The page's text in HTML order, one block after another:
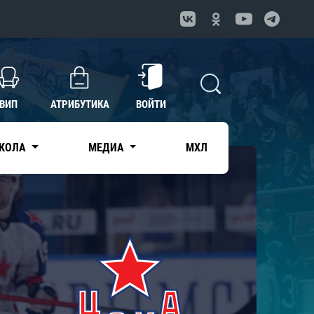
ВИП АТРИБУТИКА ВОЙТИ
МЕДИА МХЛ